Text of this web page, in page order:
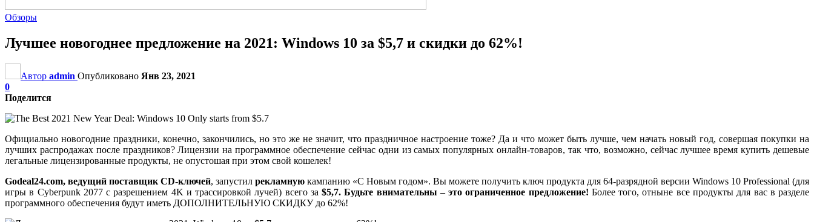
Обзоры
Лучшее новогоднее предложение на 2021: Windows 10 за $5,7 и скидки до 62%!
Автор admin Опубликовано Янв 23, 2021
0
Поделится
Официально новогодние праздники, конечно, закончились, но это же не значит, что праздничное настроение тоже? Да и что может быть лучше, чем начать новый год, совершая покупки на
лучших распродажах после праздников? Лицензии на программное обеспечение сейчас одни из самых популярных онлайн-товаров, так что, возможно, сейчас лучшее время купить дешевые
легальные лицензированные продукты, не опустошая при этом свой кошелек!
Godeal24.com, ведущий поставщик CD-ключей, запустил рекламную кампанию «С Новым годом». Вы можете получить ключ продукта для 64-разрядной версии Windows 10 Professional (для
игры в Cyberpunk 2077 с разрешением 4K и трассировкой лучей) всего за$5,7. Будьте внимательны – это ограниченное предложение! Более того, отныне все продукты для вас в разделе
программного обеспечения будут иметь ДОПОЛНИТЕЛЬНУЮ СКИДКУ до 62%!